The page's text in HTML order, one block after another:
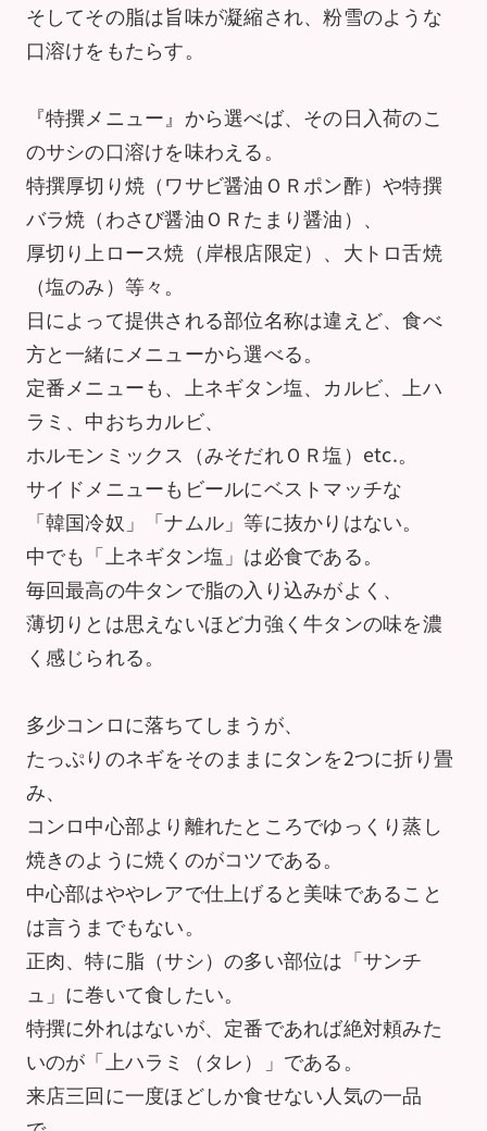
そしてその脂は旨味が凝縮され、粉雪のような
口溶けをもたらす。
『特撰メニュー』から選べば、その日入荷のこ
のサシの口溶けを味わえる。
特撰厚切り焼（ワサビ醤油ＯＲポン酢）や特撰
バラ焼（わさび醤油ＯＲたまり醤油）、
厚切り上ロース焼（岸根店限定）、大トロ舌焼
（塩のみ）等々。
日によって提供される部位名称は違えど、食べ
方と一緒にメニューから選べる。
定番メニューも、上ネギタン塩、カルビ、上ハ
ラミ、中おちカルビ、
ホルモンミックス（みそだれＯＲ塩）etc.。
サイドメニューもビールにベストマッチな
「韓国冷奴」「ナムル」等に抜かりはない。
中でも「上ネギタン塩」は必食である。
毎回最高の牛タンで脂の入り込みがよく、
薄切りとは思えないほど力強く牛タンの味を濃
く感じられる。
多少コンロに落ちてしまうが、
たっぷりのネギをそのままにタンを2つに折り畳
み、
コンロ中心部より離れたところでゆっくり蒸し
焼きのように焼くのがコツである。
中心部はややレアで仕上げると美味であること
は言うまでもない。
正肉、特に脂（サシ）の多い部位は「サンチ
ュ」に巻いて食したい。
特撰に外れはないが、定番であれば絶対頼みた
いのが「上ハラミ（タレ）」である。
来店三回に一度ほどしか食せない人気の一品